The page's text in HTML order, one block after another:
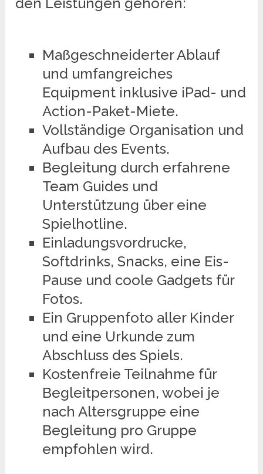
Maßgeschneiderter Ablauf
und umfangreiches
Equipment inklusive iPad- und
Action-Paket-Miete.
Vollständige Organisation und
Aufbau des Events.
Begleitung durch erfahrene
Team Guides und
Unterstützung über eine
Spielhotline.
Einladungsvordrucke,
Softdrinks, Snacks, eine Eis-
Pause und coole Gadgets für
Fotos.
Ein Gruppenfoto aller Kinder
und eine Urkunde zum
Abschluss des Spiels.
Kostenfreie Teilnahme für
Begleitpersonen, wobei je
nach Altersgruppe eine
Begleitung pro Gruppe
empfohlen wird.